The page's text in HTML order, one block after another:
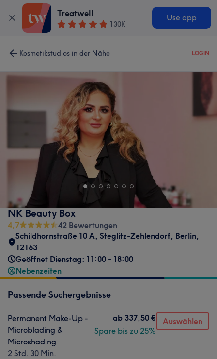
Treatwell
130K
Use app
Kosmetikstudios in der Nähe LOGIN
NK Beauty Box
4,7
42 Bewertungen
Schildhornstraße 10 A, Steglitz-Zehlendorf, Berlin,
12163
Geöffnet Dienstag: 11:00 - 18:00
Nebenzeiten
Passende Suchergebnisse
Permanent Make-Up -
Microblading &
Microshading
2 Std. 30 Min.
ab 337,50 €
Spare bis zu 25%
Auswählen